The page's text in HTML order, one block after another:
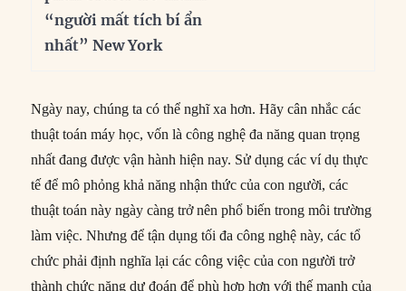
“người mất tích bí ẩn
nhất” New York
Ngày nay, chúng ta có thể nghĩ xa hơn. Hãy cân nhắc các
thuật toán máy học, vốn là công nghệ đa năng quan trọng
nhất đang được vận hành hiện nay. Sử dụng các ví dụ thực
tế để mô phỏng khả năng nhận thức của con người, các
thuật toán này ngày càng trở nên phổ biến trong môi trường
làm việc. Nhưng để tận dụng tối đa công nghệ này, các tổ
chức phải định nghĩa lại các công việc của con người trở
thành chức năng dự đoán để phù hợp hơn với thế mạnh của